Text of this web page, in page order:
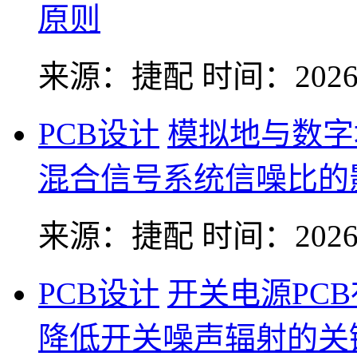
原则
来源：捷配 时间：
PCB设计 模拟地与数
混合信号系统信噪比的
来源：捷配 时间：
PCB设计 开关电源
降低开关噪声辐射的